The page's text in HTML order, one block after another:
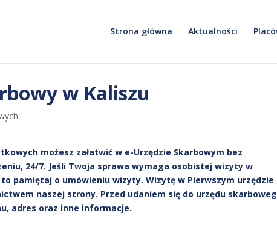
Strona główna Aktualności
w Kaliszu
możesz załatwić w e-Urzędzie Skarbowym bez
24/7. Jeśli Twoja sprawa wymaga osobistej wizyty w
pamiętaj o umówieniu wizyty. Wizytę w Pierwszym urzędzie
naszej strony. Przed udaniem się do urzędu
adres oraz inne informacje.